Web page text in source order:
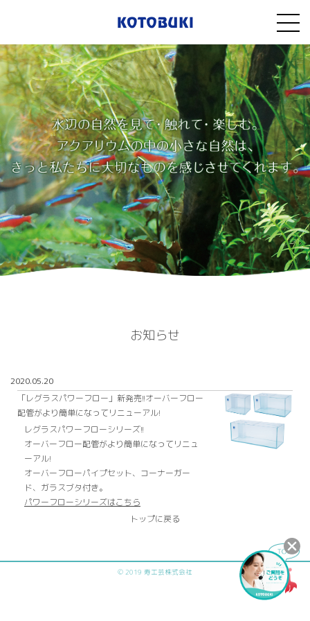
お知らせ
2020.05.20
「レグラスパワーフロー」新発売!!オーバーフロー
配管がより簡単になってリニューアル!
レグラスパワーフローシリーズ!!
オーバーフロー配管がより簡単になってリニュ
ーアル!
オーバーフローパイプセット、コーナーガー
ド、ガラスブタ付き。
パワーフローシリーズはこちら
トップに戻る
© 2019 寿工芸株式会社